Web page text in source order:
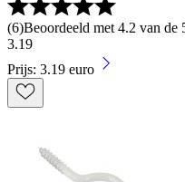
(6)Beoordeeld met 4.2 van de
3.19
Prijs: 3.19 euro